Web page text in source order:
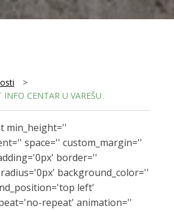
>
INFO CENTAR U VAREŠU
min_height=''
space='' custom_margin=''
border=''
background_color=''
left'
repeat' animation=''